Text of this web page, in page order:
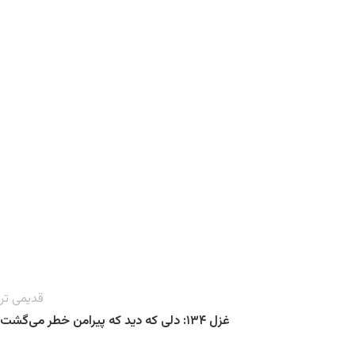
قدیمی تر
غزل ۱۳۴: دلی که دید که پیرامن خطر می‌گشت